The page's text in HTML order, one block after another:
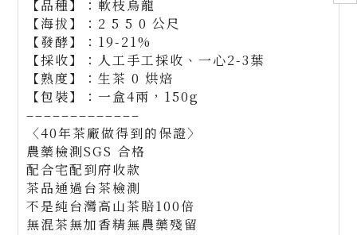
【品種】：軟枝烏龍
【海拔】：2 5 5 0 公尺
【發酵】：19-21%
【採收】：人工手工採收、一心2-3葉
【熟度】：生茶 0 烘焙
【包裝】：一盒4兩，150g
–––––––––––––
〈40年茶廠做得到的保證〉
農藥檢測SGS 合格
配合宅配到府收款
茶品通過台茶檢測
不是純台灣高山茶賠100倍
無混茶無加香精無農藥殘留